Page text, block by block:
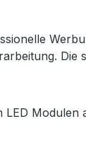
Die
Modulen